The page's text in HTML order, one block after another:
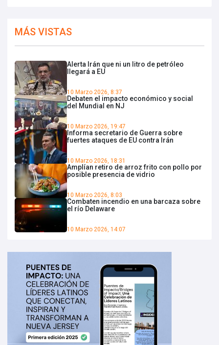
MÁS VISTAS
Alerta Irán que ni un litro de petróleo
llegará a EU
10 Marzo 2026, 8:37
Debaten el impacto económico y social
del Mundial en NJ
10 Marzo 2026, 19:47
Informa secretario de Guerra sobre
fuertes ataques de EU contra Irán
10 Marzo 2026, 18:31
Amplían retiro de arroz frito con pollo por
posible presencia de vidrio
10 Marzo 2026, 8:03
Combaten incendio en una barcaza sobre
el río Delaware
10 Marzo 2026, 14:07